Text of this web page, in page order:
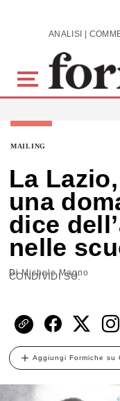
Skip to main content
MAILING
La
una
dice
nelle
DiMichele Magno
CONDIVIDI SU:
Aggiungi Formiche su